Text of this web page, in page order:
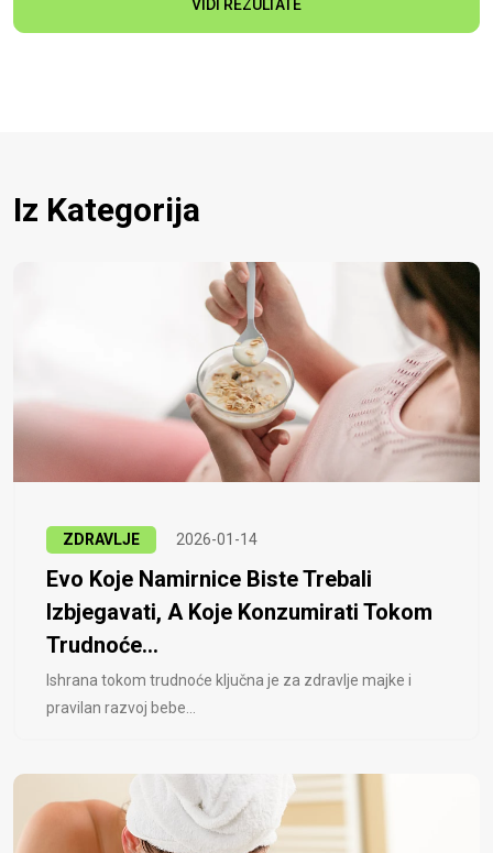
VIDI REZULTATE
Iz Kategorija
ZDRAVLJE 2026-01-14
Evo Koje Namirnice Biste Trebali
Izbjegavati, A Koje Konzumirati Tokom
Trudnoće...
Ishrana tokom trudnoće ključna je za zdravlje majke i
pravilan razvoj bebe...